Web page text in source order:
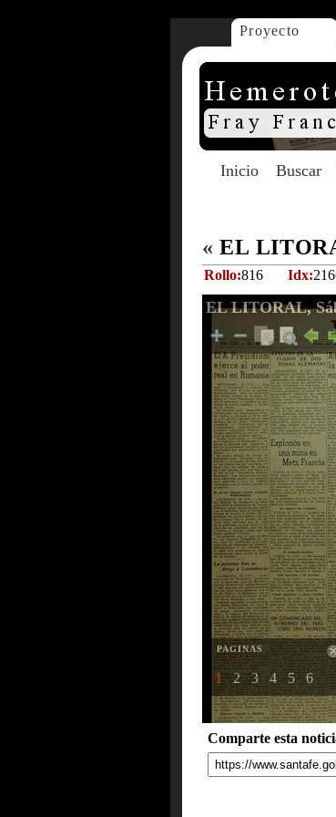
Proyecto
Inicio Buscar
« EL
Rollo:816 Idx:
EL LITORAL,
PAGINAS
1 2 3 4 5 6
Comparte esta